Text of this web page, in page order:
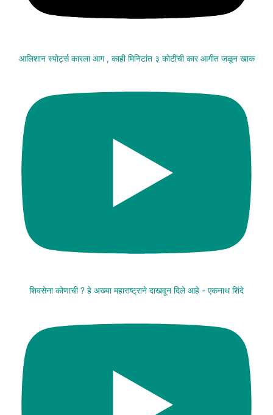
आलिशान स्पोर्ट्स कारला आग , काही मिनिटांत ३ कोटींची कार आगीत जळून खाक
शिवसेना कोणाची ? हे अख्या महाराष्ट्राने दाखवून दिले आहे - एकनाथ शिंदे